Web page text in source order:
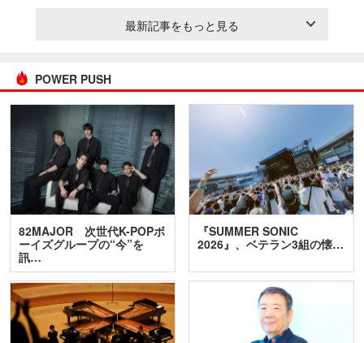
最新記事をもっと見る
POWER PUSH
82MAJOR 次世代K-POPボ
ーイズグループの“今”を
訊…
『SUMMER SONIC
2026』、ベテラン3組の懐…